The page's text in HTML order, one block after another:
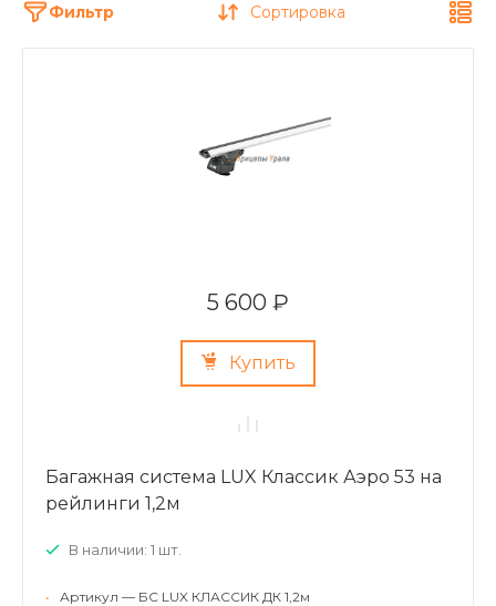
Фильтр Сортировка
5 600 ₽
Купить
Багажная система LUX Классик Аэро 53 на
рейлинги 1,2м
В наличии: 1 шт.
•
Артикул — БС LUX КЛАССИК ДК 1,2м